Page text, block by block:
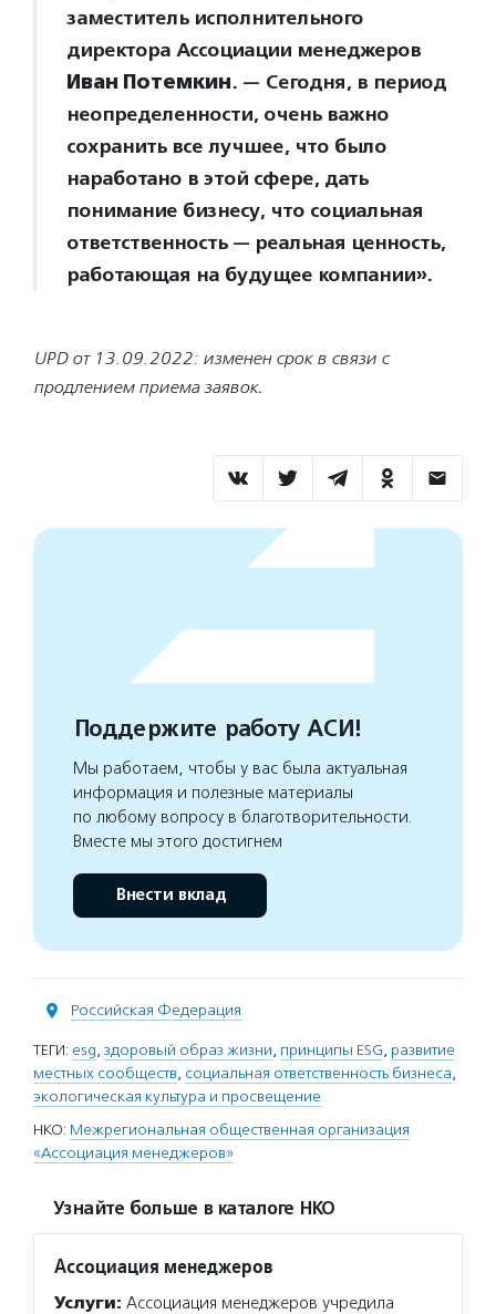
заместитель исполнительного
директора Ассоциации менеджеров
Иван Потемкин. — Сегодня, в период
неопределенности, очень важно
сохранить все лучшее, что было
наработано в этой сфере, дать
понимание бизнесу, что социальная
ответственность — реальная ценность,
работающая на будущее компании».
UPD от 13.09.2022: изменен срок в связи с
продлением приема заявок.
Поддержите работу АСИ!
Мы работаем, чтобы у вас была актуальная
информация и полезные материалы
по любому вопросу в благотворительности.
Вместе мы этого достигнем
Внести вклад
Российская Федерация
ТЕГИ: esg, здоровый образ жизни, принципы ESG, развитие
местных сообществ, социальная ответственность бизнеса,
экологическая культура и просвещение
НКО: Межрегиональная общественная организация
«Ассоциация менеджеров»
Узнайте больше в каталоге НКО
Ассоциация менеджеров
Услуги: Ассоциация менеджеров учредила